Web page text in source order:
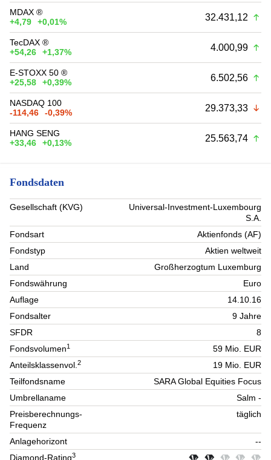
MDAX ®
+4,79
+0,01% 32.431,12
TecDAX ®
+54,26
+1,37% 4.000,99
E-STOXX 50 ®
+25,58
+0,39% 6.502,56
NASDAQ 100
-114,46
-0,39% 29.373,33
HANG SENG
+33,46
+0,13% 25.563,74
Fondsdaten
Gesellschaft (KVG)
Universal-Investment-Luxembourg
S.A.
Fondsart
Aktienfonds (AF)
Fondstyp
Aktien weltweit
Land
Großherzogtum Luxemburg
Fondswährung
Euro
Auflage
14.10.16
Fondsalter
9 Jahre
SFDR
8
Fondsvolumen1
59 Mio. EUR
Anteilsklassenvol.2
19 Mio. EUR
Teilfondsname
SARA Global Equities Focus
Umbrellaname
Salm -
Preisberechnungs-
Frequenz
täglich
Anlagehorizont
--
Diamond-Rating3